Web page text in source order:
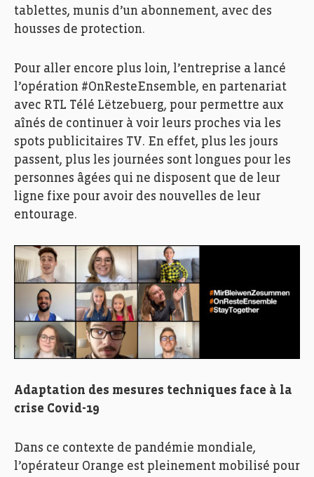
tablettes, munis d’un abonnement, avec des
housses de protection.
Pour aller encore plus loin, l’entreprise a lancé
l’opération #OnResteEnsemble, en partenariat
avec RTL Télé Lëtzebuerg, pour permettre aux
aînés de continuer à voir leurs proches via les
spots publicitaires TV. En effet, plus les jours
passent, plus les journées sont longues pour les
personnes âgées qui ne disposent que de leur
ligne fixe pour avoir des nouvelles de leur
entourage.
Adaptation des mesures techniques face à la
crise Covid-19
Dans ce contexte de pandémie mondiale,
l’opérateur Orange est pleinement mobilisé pour